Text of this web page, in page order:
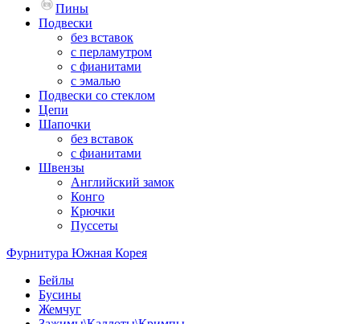
Пины
Подвески
без вставок
с перламутром
с фианитами
с эмалью
Подвески со стеклом
Цепи
Шапочки
без вставок
с фианитами
Швензы
Английский замок
Конго
Крючки
Пуссеты
Фурнитура Южная Корея
Бейлы
Бусины
Жемчуг